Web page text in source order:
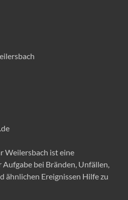
Weilersbach ist eine
bei Bränden, Unfällen,
ähnlichen Ereignissen Hilfe zu